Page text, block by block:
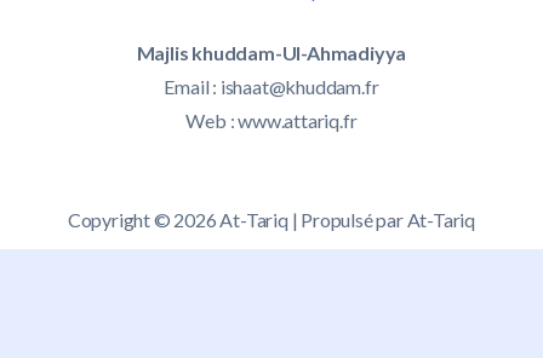
Majlis khuddam-Ul-Ahmadiyya
Email : ishaat@khuddam.fr
Web : www.attariq.fr
Copyright © 2026 At-Tariq | Propulsé par At-Tariq